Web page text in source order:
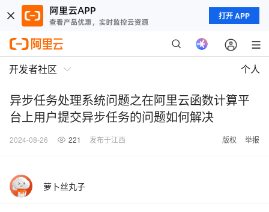
打开 APP
开发者社区 个人
异步任务处理系统问题之在阿里云函数计算平
台上用户提交异步任务的问题如何解决
2024-08-26 221 发布于江西 版权 举报
萝卜丝丸子